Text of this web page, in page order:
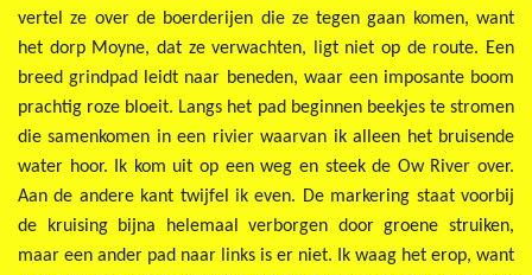
vertel ze over de boerderijen die ze tegen gaan komen, want
het dorp Moyne, dat ze verwachten, ligt niet op de route. Een
breed grindpad leidt naar beneden, waar een imposante boom
prachtig roze bloeit. Langs het pad beginnen beekjes te stromen
die samenkomen in een rivier waarvan ik alleen het bruisende
water hoor. Ik kom uit op een weg en steek de Ow River over.
Aan de andere kant twijfel ik even. De markering staat voorbij
de kruising bijna helemaal verborgen door groene struiken,
maar een ander pad naar links is er niet. Ik waag het erop, want